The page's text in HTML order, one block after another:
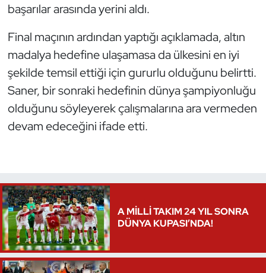
başarılar arasında yerini aldı.
Final maçının ardından yaptığı açıklamada, altın
madalya hedefine ulaşamasa da ülkesini en iyi
şekilde temsil ettiği için gururlu olduğunu belirtti.
Saner, bir sonraki hedefinin dünya şampiyonluğu
olduğunu söyleyerek çalışmalarına ara vermeden
devam edeceğini ifade etti.
A MİLLİ TAKIM 24 YIL SONRA
DÜNYA KUPASI’NDA!
Satranç
Su Topu
Sualtı Sporları
Tekvando
Voleybol
Vücut Geliştirme Fitness
Wushu Kungfu